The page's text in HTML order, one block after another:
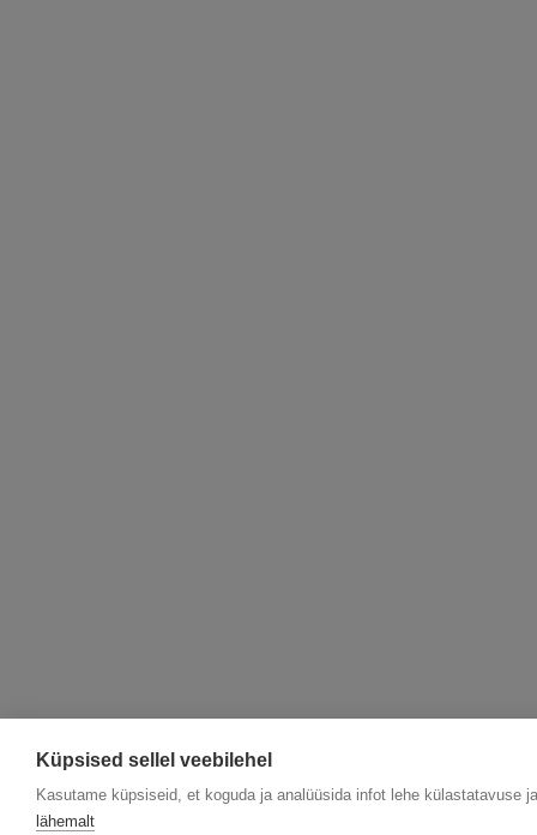
Küpsised sellel veebilehel
Kasutame küpsiseid, et koguda ja analüüsida infot lehe külastatavuse
lähemalt